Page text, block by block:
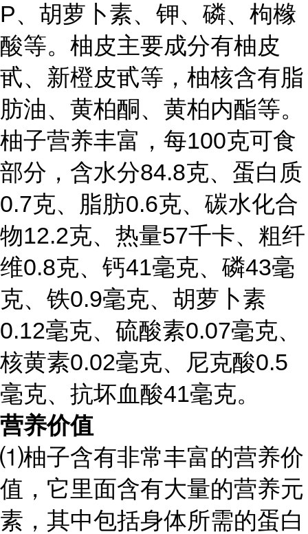
P、胡萝卜素、钾、磷、枸橼
酸等。柚皮主要成分有柚皮
甙、新橙皮甙等，柚核含有脂
肪油、黄柏酮、黄柏内酯等。
柚子营养丰富，每100克可食
部分，含水分84.8克、蛋白质
0.7克、脂肪0.6克、碳水化合
物12.2克、热量57千卡、粗纤
维0.8克、钙41毫克、磷43毫
克、铁0.9毫克、胡萝卜素
0.12毫克、硫酸素0.07毫克、
核黄素0.02毫克、尼克酸0.5
毫克、抗坏血酸41毫克。
营养价值
⑴柚子含有非常丰富的营养价
值，它里面含有大量的营养元
素，其中包括身体所需的蛋白